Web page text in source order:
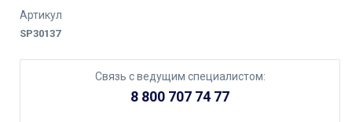
Артикул
SP30137
Связь с ведущим специалистом:
8 800 707 74 77